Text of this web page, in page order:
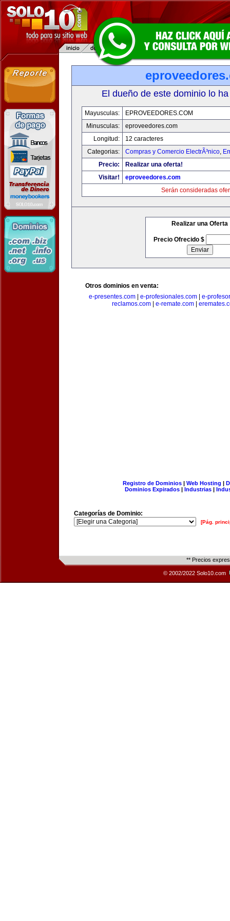
El dueño de este dominio lo
Mayusculas:
EPROVEEDORES.COM
Minusculas:
eproveedores.com
Longitud:
12 caracteres
Categorias:
Compras y Comercio ElectrÃ³nico,
Precio:
Realizar una oferta!
Visitar!
eproveedores.com
Serán consideradas
Realizar una Oferta
Precio Ofrecido $
Otros dominios en venta:
e-presentes.com
e-profesionales.com
e-
reclamos.com
e-remate.com
Registro de Dominios| Web Hosting |
Dominios Expirados | Industrias |
Categorías de Dominio:
[Pág.
** Precios
© 2002/2022 Solo10.com